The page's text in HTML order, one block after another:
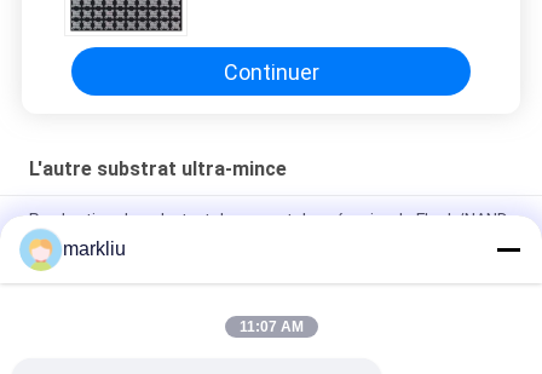
Continuer
L'autre substrat ultra-mince
Production de substrat de paquet de mémoire de Flash/NAND
Fabrication multicouche de substrat de paquet de semi-
conducteur de matériaux de BT
Fabrication de substrat d'emballage d'IC de semi-conducteur
markliu
11:07 AM